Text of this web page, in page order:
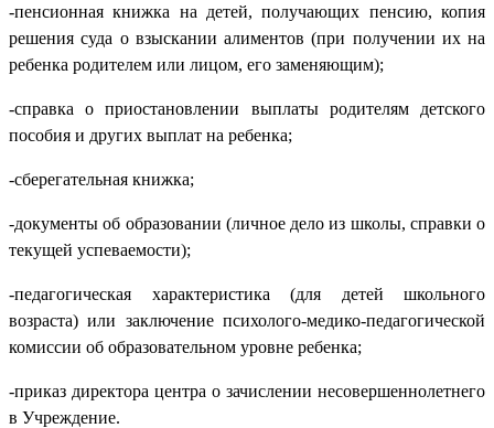
-пенсионная книжка на детей, получающих пенсию, копия
решения суда о взыскании алиментов (при получении их на
ребенка родителем или лицом, его заменяющим);
-справка о приостановлении выплаты родителям детского
пособия и других выплат на ребенка;
-сберегательная книжка;
-документы об образовании (личное дело из школы, справки о
текущей успеваемости);
-педагогическая характеристика (для детей школьного
возраста) или заключение психолого-медико-педагогической
комиссии об образовательном уровне ребенка;
-приказ директора центра о зачислении несовершеннолетнего
в Учреждение.